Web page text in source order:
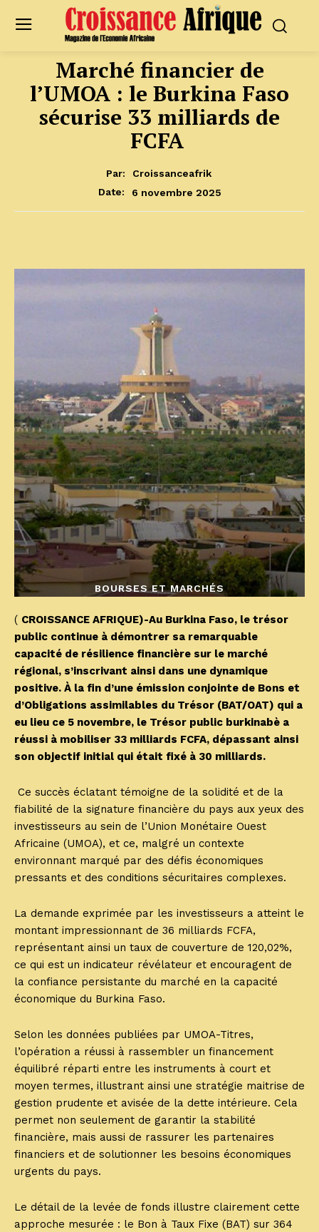
Marché financier de
l’UMOA : le Burkina Faso
sécurise 33 milliards de
FCFA
Par:
Croissanceafrik
Date:
6 novembre 2025
BOURSES ET MARCHÉS
( CROISSANCE AFRIQUE)-Au Burkina Faso, le trésor
public continue à démontrer sa remarquable
capacité de résilience financière sur le marché
régional, s’inscrivant ainsi dans une dynamique
positive. À la fin d’une émission conjointe de Bons et
d’Obligations assimilables du Trésor (BAT/OAT) qui a
eu lieu ce 5 novembre, le Trésor public burkinabè a
réussi à mobiliser 33 milliards FCFA, dépassant ainsi
son objectif initial qui était fixé à 30 milliards.
Ce succès éclatant témoigne de la solidité et de la
fiabilité de la signature financière du pays aux yeux des
investisseurs au sein de l’Union Monétaire Ouest
Africaine (UMOA), et ce, malgré un contexte
environnant marqué par des défis économiques
pressants et des conditions sécuritaires complexes.
La demande exprimée par les investisseurs a atteint le
montant impressionnant de 36 milliards FCFA,
représentant ainsi un taux de couverture de 120,02%,
ce qui est un indicateur révélateur et encouragent de
la confiance persistante du marché en la capacité
économique du Burkina Faso.
Selon les données publiées par UMOA-Titres,
l’opération a réussi à rassembler un financement
équilibré réparti entre les instruments à court et
moyen termes, illustrant ainsi une stratégie maitrise de
gestion prudente et avisée de la dette intérieure. Cela
permet non seulement de garantir la stabilité
financière, mais aussi de rassurer les partenaires
financiers et de solutionner les besoins économiques
urgents du pays.
Le détail de la levée de fonds illustre clairement cette
approche mesurée : le Bon à Taux Fixe (BAT) sur 364